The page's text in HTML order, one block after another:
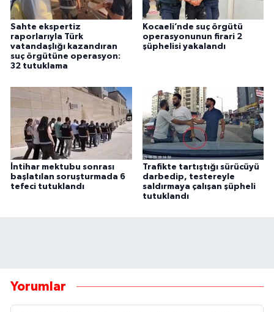
Sahte ekspertiz
raporlarıyla Türk
vatandaşlığı kazandıran
suç örgütüne operasyon:
32 tutuklama
Kocaeli’nde suç örgütü
operasyonunun firari 2
şüphelisi yakalandı
İntihar mektubu sonrası
başlatılan soruşturmada 6
tefeci tutuklandı
Trafikte tartıştığı sürücüyü
darbedip, testereyle
saldırmaya çalışan şüpheli
tutuklandı
Yorumlar